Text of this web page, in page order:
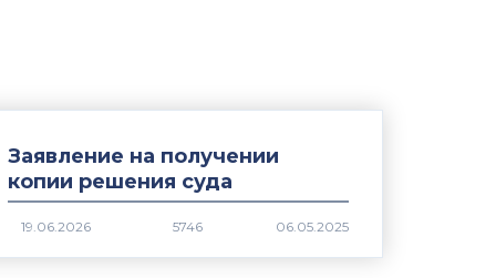
Заявление на получении
копии решения суда
5746